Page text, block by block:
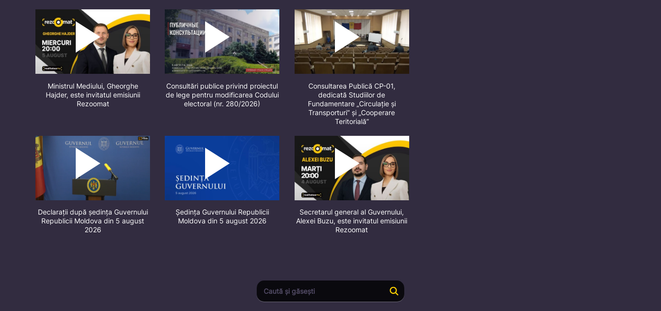
Ministrul Mediului, Gheorghe
Hajder, este invitatul emisiunii
Rezoomat
Consultări publice privind proiectul
de lege pentru modificarea Codului
electoral (nr. 280/2026)
Consultarea Publică CP-01,
dedicată Studiilor de
Fundamentare „Circulație și
Transporturi” și „Cooperare
Teritorială”
Declarații după ședința Guvernului
Republicii Moldova din 5 august
2026
Ședința Guvernului Republicii
Moldova din 5 august 2026
Secretarul general al Guvernului,
Alexei Buzu, este invitatul emisiunii
Rezoomat